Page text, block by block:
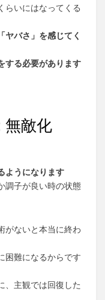
らいにはなってくる
ヤバさ」を感じてく
する必要があります
無敵化
ようになります
調子が良い時の状態
がないと本当に終わ
困難になるからです
、主観では回復した